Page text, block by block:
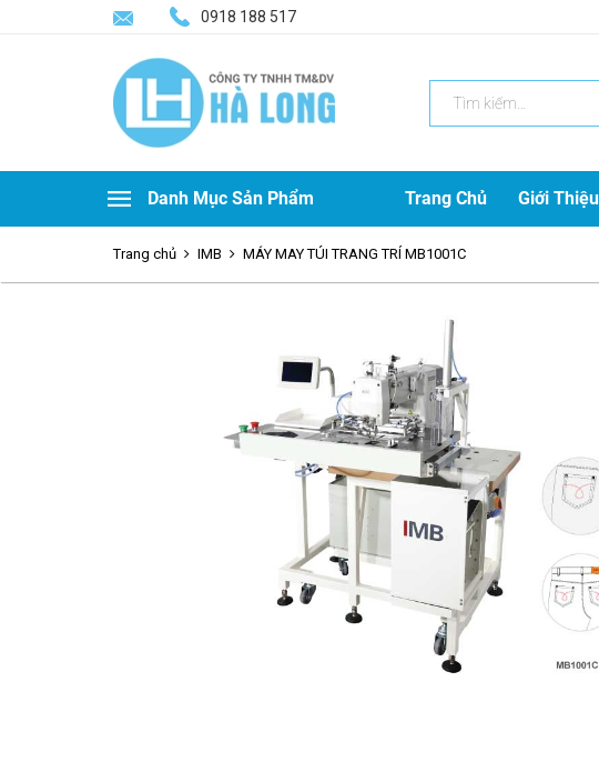
0918 188 517
Danh Mục Sản Phẩm Trang Chủ Giới Thiệu
Trang chủ IMB MÁY MAY TÚI TRANG TRÍ MB1001C